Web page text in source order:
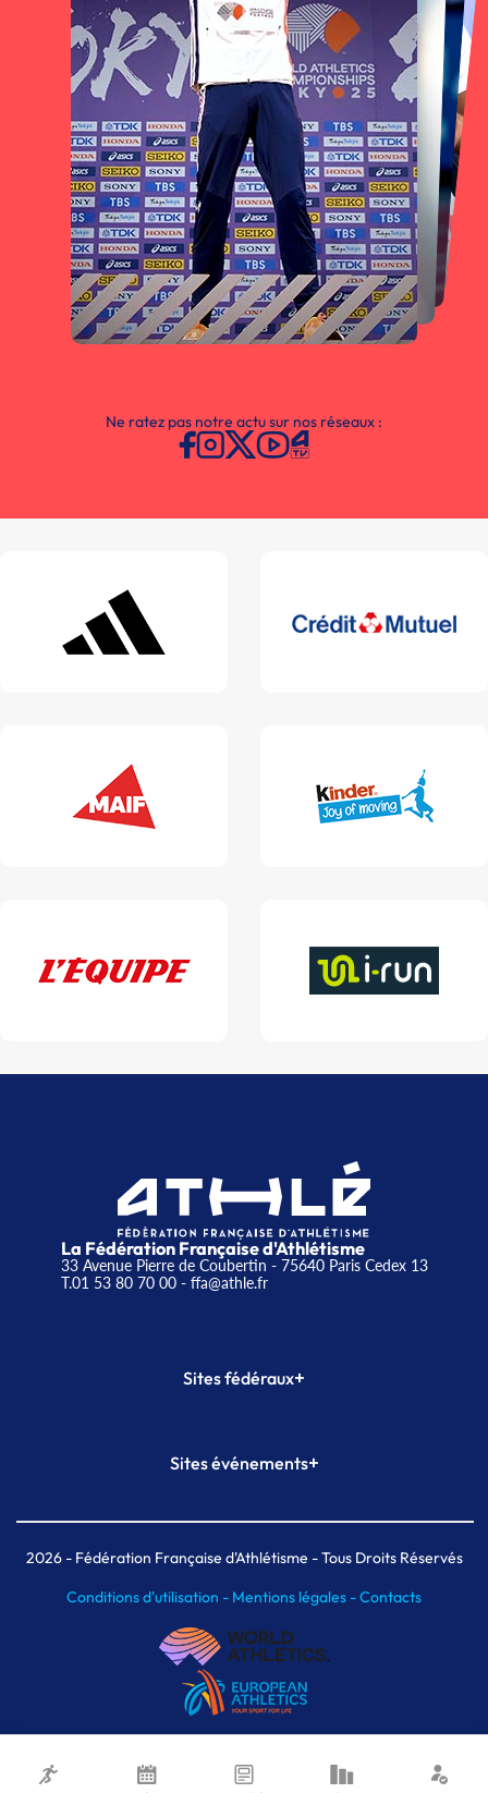
Ne ratez pas notre actu sur nos réseaux :
La Fédération Française d'Athlétisme
33 Avenue Pierre de Coubertin - 75640 Paris Cedex 13
T.01 53 80 70 00- ffa@athle.fr
Sites fédéraux+
Plateforme Formation
Sites événements+
Meeting de Paris indoor
MAIF Ekiden de Paris
2026- Fédération Française d'Athlétisme - Tous Droits Réservés
Conditions d'utilisation - Mentions légales -Contacts